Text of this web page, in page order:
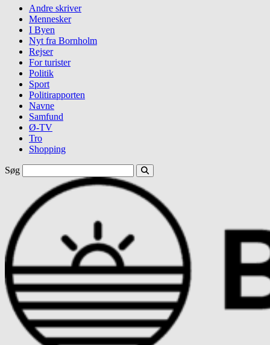
Andre skriver
Mennesker
I Byen
Nyt fra Bornholm
Rejser
For turister
Politik
Sport
Politirapporten
Navne
Samfund
Ø-TV
Tro
Shopping
Søg